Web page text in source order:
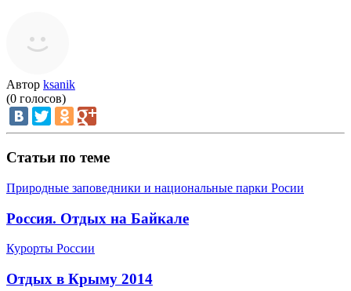
Автор ksanik
(0 голосов)
Статьи по теме
Природные заповедники и национальные парки Росии
Россия. Отдых на Байкале
Курорты России
Отдых в Крыму 2014